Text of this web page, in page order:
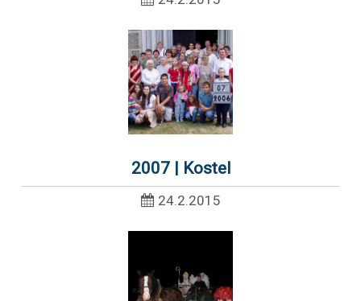
2007 | Kostel
24.2.2015